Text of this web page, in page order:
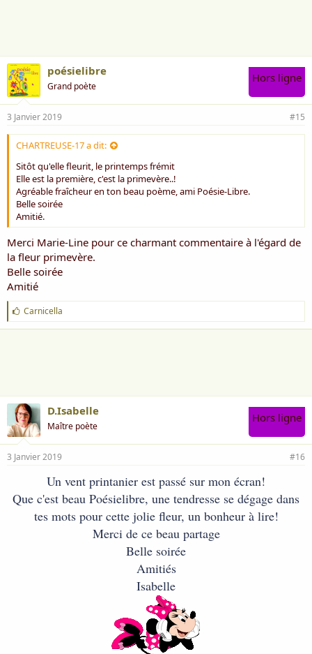
poésielibre
Grand poète
Hors ligne
3 Janvier 2019 #15
CHARTREUSE-17 a dit:
Sitôt qu'elle fleurit, le printemps frémit
Elle est la première, c'est la primevère..!
Agréable fraîcheur en ton beau poème, ami Poésie-Libre.
Belle soirée
Amitié.
Merci Marie-Line pour ce charmant commentaire à l'égard de
la fleur primevère.
Belle soirée
Amitié
J
'
a
Carnicella
D.Isabelle
Maître poète
Hors ligne
3 Janvier 2019 #16
Un vent printanier est passé sur mon écran!
Que c'est beau Poésielibre, une tendresse se dégage dans
tes mots pour cette jolie fleur, un bonheur à lire!
Merci de ce beau partage
Belle soirée
Amitiés
Isabelle